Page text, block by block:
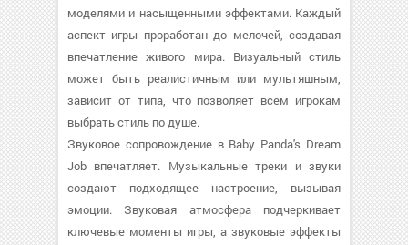
моделями и насыщенными эффектами. Каждый
аспект игры проработан до мелочей, создавая
впечатление живого мира. Визуальный стиль
может быть реалистичным или мультяшным,
зависит от типа, что позволяет всем игрокам
выбрать стиль по душе.
Звуковое сопровождение в Baby Panda's Dream
Job впечатляет. Музыкальные треки и звуки
создают подходящее настроение, вызывая
эмоции. Звуковая атмосфера подчеркивает
ключевые моменты игры, а звуковые эффекты